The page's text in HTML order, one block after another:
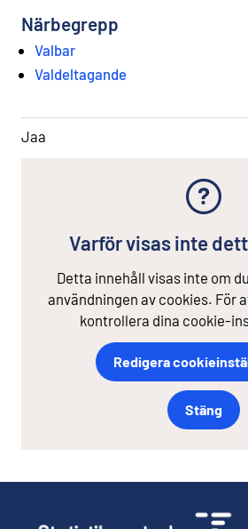
Närbegrepp
Valbar
Valdeltagande
Jaa
Varför visas inte
Detta innehåll visas inte om
användningen av cookies. För
kontrollera dina cookie-
Redigera
Stäng